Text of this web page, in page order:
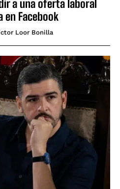
a una oferta laboral
en Facebook
Loor Bonilla